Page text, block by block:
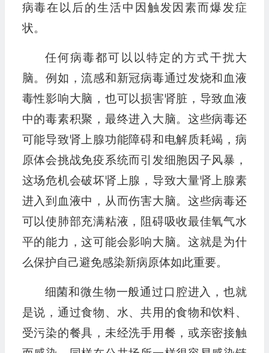
病毒在以后的生活中因触发因素而爆发症
状。
任何病毒都可以以特定的方式干扰大
脑。例如，流感和新冠病毒通过发烧和血液
毒性影响大脑，也可以损害肾脏，导致血液
中的毒素积聚，最终进入大脑。这些病毒还
可能导致肾上腺功能障碍和电解质耗竭，病
原体会挑战免疫系统而引发细胞因子风暴，
这场危机会破坏肾上腺，导致大量肾上腺素
进入到血液中，从而伤害大脑。这些病毒还
可以使肺部充满粘液，阻碍吸收最佳氧气水
平的能力，这可能会影响大脑。这就是为什
么保护自己避免感染新病原体如此重要。
细菌和微生物一般通过口腔进入，也就
是说，通过食物、水、共用的食物和饮料、
受污染的餐具，未经洗手用餐，或亲密接触